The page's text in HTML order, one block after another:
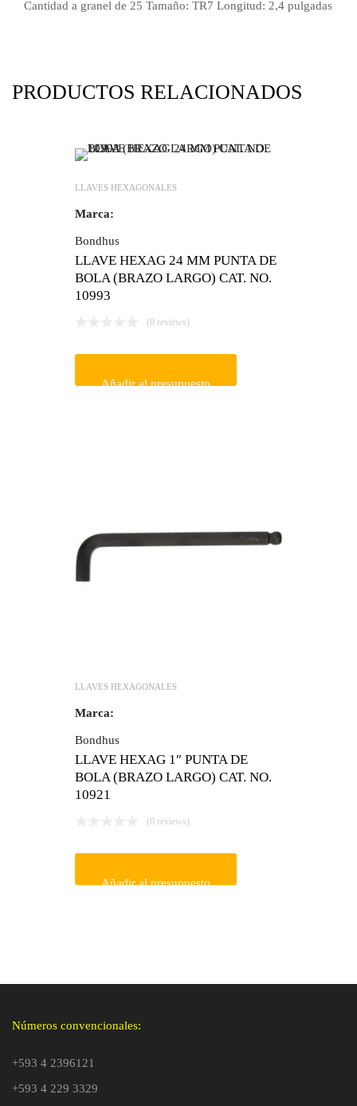
Cantidad a granel de 25 Tamaño: TR7 Longitud: 2,4 pulgadas
PRODUCTOS RELACIONADOS
LLAVES HEXAGONALES
Marca:
Bondhus
LLAVE HEXAG 24 MM PUNTA DE
BOLA (BRAZO LARGO) CAT. NO.
10993
(0 reviews)
Añadir al presupuesto
LLAVES HEXAGONALES
Marca:
Bondhus
LLAVE HEXAG 1″ PUNTA DE
BOLA (BRAZO LARGO) CAT. NO.
10921
(0 reviews)
Añadir al presupuesto
Números convencionales:
+593 4 2396121
+593 4 229 3329